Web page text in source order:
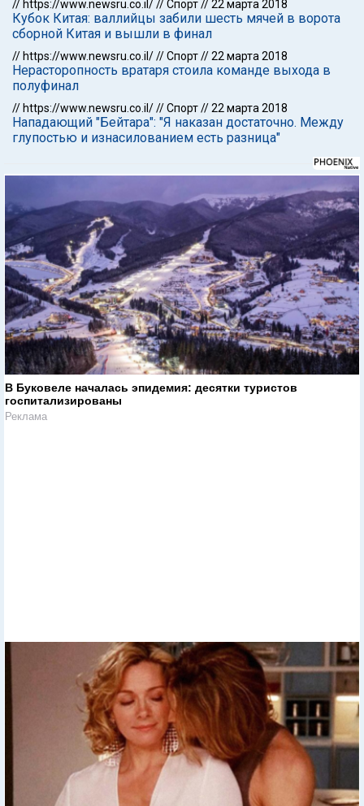
// https://www.newsru.co.il/ // Спорт// 22 марта 2018
Кубок Китая: валлийцы забили шесть мячей в ворота
сборной Китая и вышли в финал
// https://www.newsru.co.il///Спорт//22 марта 2018
Нерасторопность вратаря стоила команде выхода в
полуфинал
// https://www.newsru.co.il///Спорт//22 марта 2018
Нападающий "Бейтара": "Я наказан достаточно. Между
глупостью и изнасилованием есть разница"
В Буковеле началась эпидемия: десятки туристов
госпитализированы
Реклама